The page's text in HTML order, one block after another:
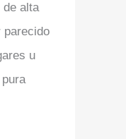
de alta
parecido
u